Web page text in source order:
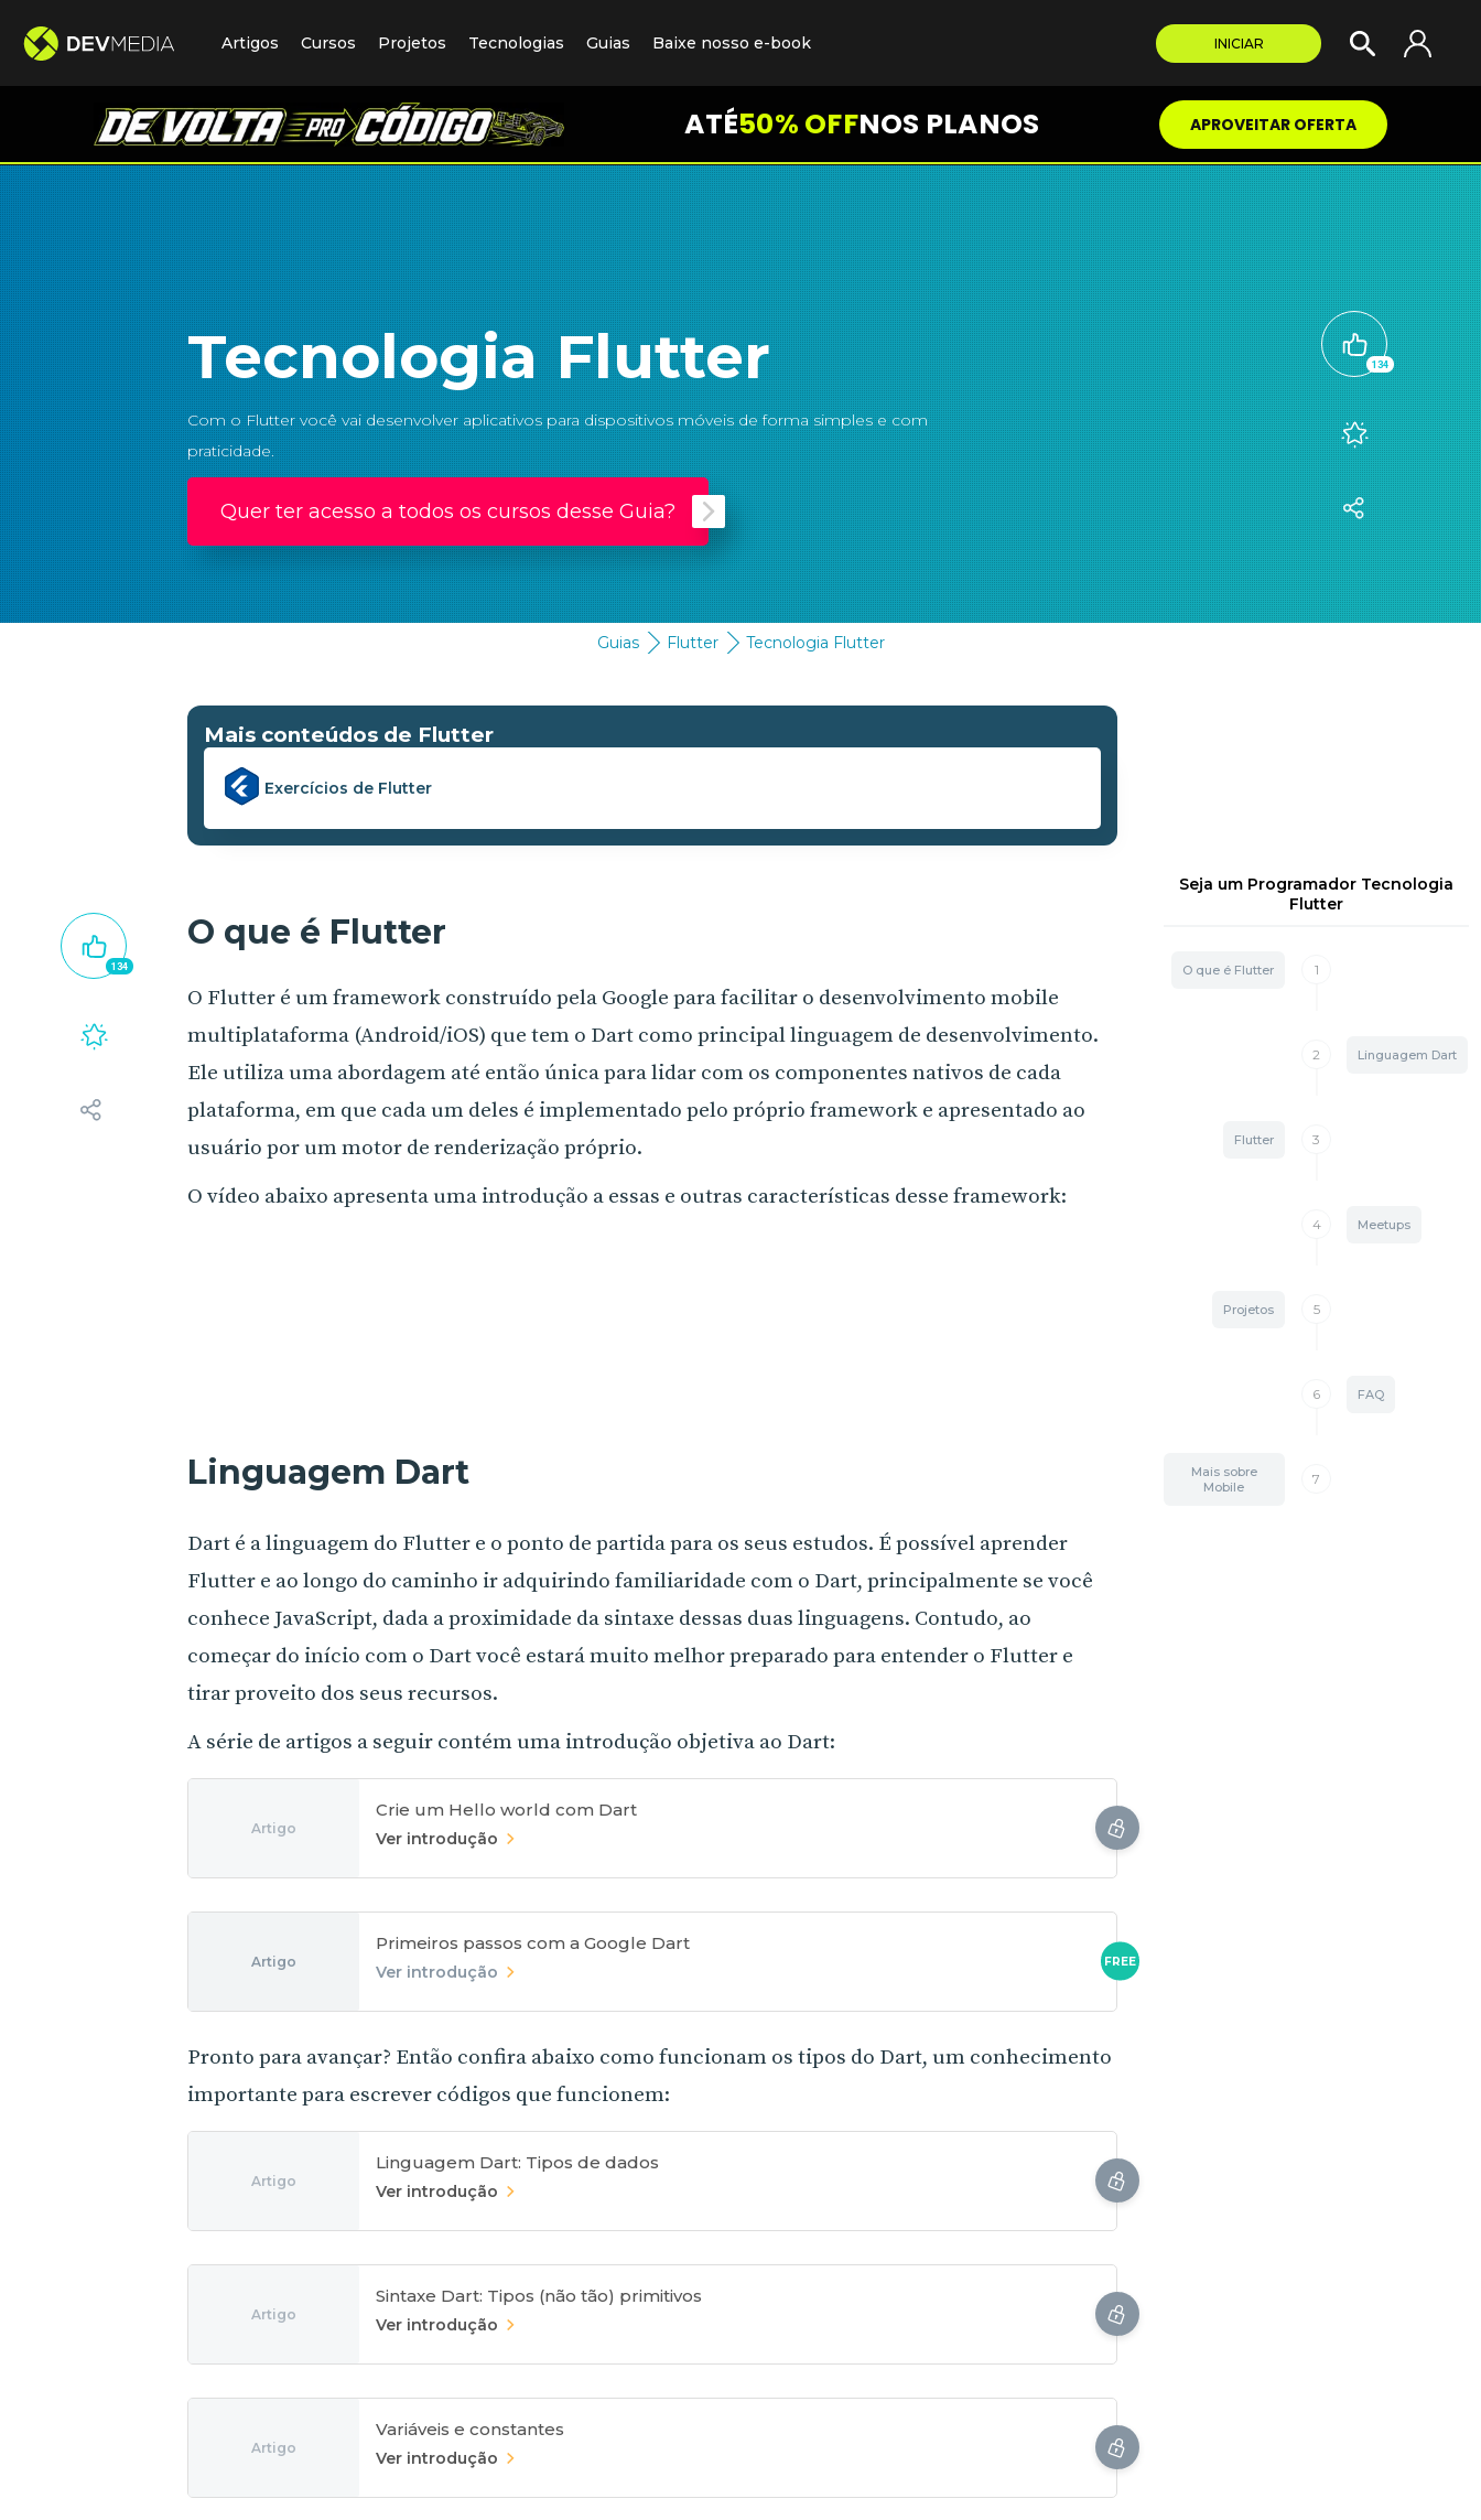
Artigos Cursos Projetos Tecnologias Guias Baixe nosso e-book INICIAR
ATÉ50% OFFNOS PLANOS APROVEITAR OFERTA
Tecnologia Flutter
Com o Flutter você vai desenvolver aplicativos para dispositivos móveis de forma simples e com
praticidade.
Quer ter acesso a todos os cursos desse Guia?
134
Guias Flutter Tecnologia Flutter
134
Mais conteúdos de Flutter
Exercícios de Flutter
O que é Flutter
O Flutter é um framework construído pela Google para facilitar o desenvolvimento mobile
multiplataforma (Android/iOS) que tem o Dart como principal linguagem de desenvolvimento.
Ele utiliza uma abordagem até então única para lidar com os componentes nativos de cada
plataforma, em que cada um deles é implementado pelo próprio framework e apresentado ao
usuário por um motor de renderização próprio.
O vídeo abaixo apresenta uma introdução a essas e outras características desse framework:
Linguagem Dart
Dart é a linguagem do Flutter e o ponto de partida para os seus estudos. É possível aprender
Flutter e ao longo do caminho ir adquirindo familiaridade com o Dart, principalmente se você
conhece JavaScript, dada a proximidade da sintaxe dessas duas linguagens. Contudo, ao
começar do início com o Dart você estará muito melhor preparado para entender o Flutter e
tirar proveito dos seus recursos.
A série de artigos a seguir contém uma introdução objetiva ao Dart:
Artigo
Crie um Hello world com Dart
Ver introdução
Artigo
Primeiros passos com a Google Dart
Ver introdução
FREE
Pronto para avançar? Então confira abaixo como funcionam os tipos do Dart, um conhecimento
importante para escrever códigos que funcionem:
Artigo
Linguagem Dart: Tipos de dados
Ver introdução
Artigo
Sintaxe Dart: Tipos (não tão) primitivos
Ver introdução
Artigo
Variáveis e constantes
Ver introdução
Seja um Programador Tecnologia
Flutter
O que é Flutter 1
2 Linguagem Dart
Flutter 3
4 Meetups
Projetos 5
6 FAQ
Mais sobre
Mobile
7